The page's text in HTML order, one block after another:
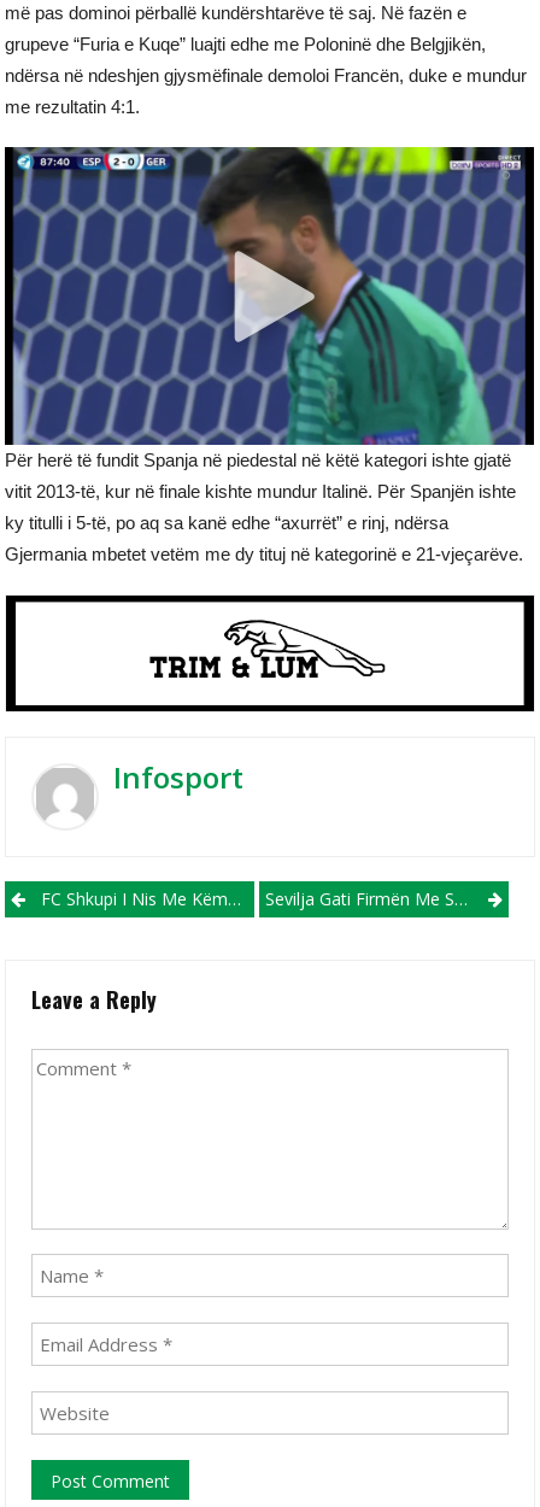
më pas dominoi përballë kundërshtarëve të saj. Në fazën e
grupeve “Furia e Kuqe” luajti edhe me Poloninë dhe Belgjikën,
ndërsa në ndeshjen gjysmëfinale demoloi Francën, duke e mundur
me rezultatin 4:1.
Për herë të fundit Spanja në piedestal në këtë kategori ishte gjatë
vitit 2013-të, kur në finale kishte mundur Italinë. Për Spanjën ishte
ky titulli i 5-të, po aq sa kanë edhe “axurrët” e rinj, ndërsa
Gjermania mbetet vetëm me dy tituj në kategorinë e 21-vjeçarëve.
Infosport
Post navigation
FC Shkupi I Nis Me Këmbë Të Mbarë Kontrollueset Në Turqi Sevilja Gati Firmën Me Sulmuesin Holandez, Luk De Jong
Leave a Reply